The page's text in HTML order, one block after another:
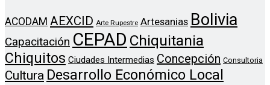
ACODAM AEXCID Arte Rupestre Artesanias Bolivia
Capacitación CEPAD Chiquitania
Chiquitos Ciudades Intermedias Concepción Consultoria
Cultura Desarrollo Económico Local